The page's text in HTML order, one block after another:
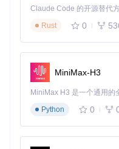
pic模块展示了Go语言在
的图像包，适合学习函数
数据可视化：将抽象数
图形算法实现：如分形
图像处理原型开发：快
以下是一个生成渐变图案
Rust
0
MiniMax-H3
Python
0